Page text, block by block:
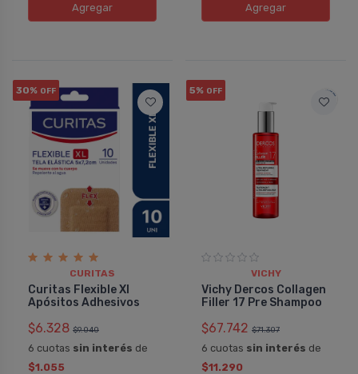
Agregar Agregar
30% OFF
CURITAS
Curitas Flexible Xl
Apósitos Adhesivos
$6.328 $9.040
6 cuotas sin interés de
$1.055
5% OFF
VICHY
Vichy Dercos Collagen
Filler 17 Pre Shampoo
$67.742 $71.307
6 cuotas sin interés de
$11.290